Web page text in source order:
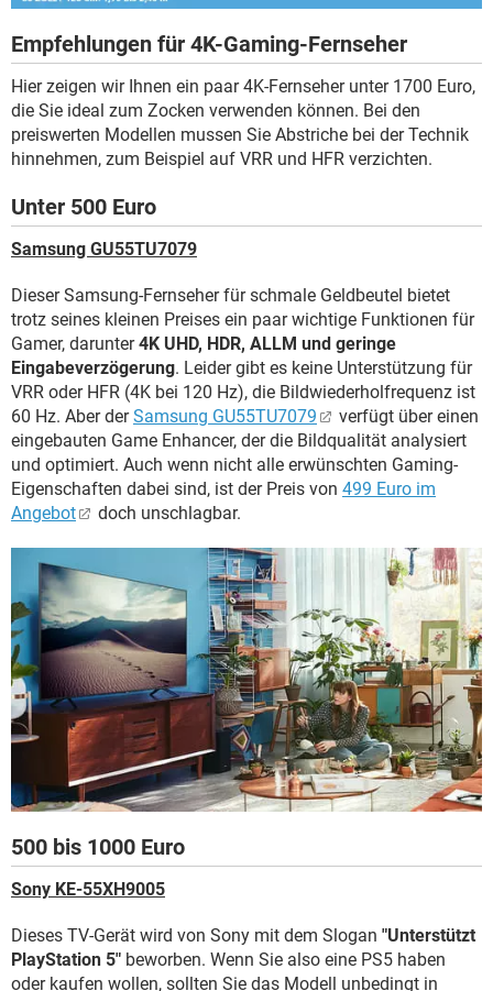
Empfehlungen für 4K-Gaming-Fernseher
Hier zeigen wir Ihnen ein paar 4K-Fernseher unter 1700 Euro,
die Sie ideal zum Zocken verwenden können. Bei den
preiswerten Modellen mussen Sie Abstriche bei der Technik
hinnehmen, zum Beispiel auf VRR und HFR verzichten.
Unter 500 Euro
Samsung GU55TU7079
Dieser Samsung-Fernseher für schmale Geldbeutel bietet
trotz seines kleinen Preises ein paar wichtige Funktionen für
Gamer, darunter4K UHD, HDR, ALLM und geringe
Eingabeverzögerung. Leider gibt es keine Unterstützung für
VRR oder HFR (4K bei 120 Hz), die Bildwiederholfrequenz ist
60 Hz. Aber derSamsung GU55TU7079
verfügt über einen
eingebauten Game Enhancer, der die Bildqualität analysiert
und optimiert. Auch wenn nicht alle erwünschten Gaming-
Eigenschaften dabei sind, ist der Preis von 499 Euro im
Angebot
doch unschlagbar.
500 bis 1000 Euro
Sony KE-55XH9005
Dieses TV-Gerät wird von Sony mit dem Slogan "Unterstützt
PlayStation 5" beworben. Wenn Sie also eine PS5 haben
oder kaufen wollen, sollten Sie das Modell unbedingt in